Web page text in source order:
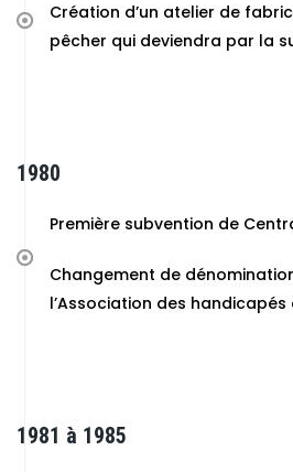
Création d’un atelier de
pêcher qui deviendra par la
1980
Première subvention de
Changement de
l’Association des handicapés
1981 à 1985